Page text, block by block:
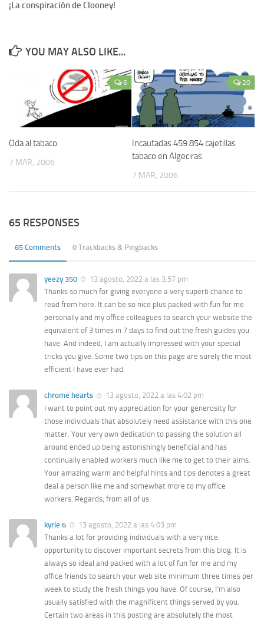
¡La conspiración de Clooney!
YOU MAY ALSO LIKE...
6
Oda al tabaco
7 MAR, 2006
20
Incautadas 459.854 cajetillas
tabaco en Algeciras
7 MAR, 2006
65 RESPONSES
65 Comments 0 Trackbacks & Pingbacks
yeezy 350
13 agosto, 2022 a las 3:57 pm
Thanks so much for giving everyone a very superb chance to
read from here. It can be so nice plus packed with fun for me
personally and my office colleagues to search your website the
equivalent of 3 times in 7 days to find out the fresh guides you
have. And indeed, I am actually impressed with your special
tricks you give. Some two tips on this page are surely the most
efficient I have ever had.
chrome hearts
13 agosto, 2022 a las 4:02 pm
I want to point out my appreciation for your generosity for
those individuals that absolutely need assistance with this one
matter. Your very own dedication to passing the solution all
around ended up being astonishingly beneficial and has
continually enabled workers much like me to get to their aims.
Your amazing warm and helpful hints and tips denotes a great
deal a person like me and somewhat more to my office
workers. Regards; from all of us.
kyrie 6
13 agosto, 2022 a las 4:03 pm
Thanks a lot for providing individuals with a very nice
opportunity to discover important secrets from this blog. It is
always so ideal and packed with a lot of fun for me and my
office friends to search your web site minimum three times per
week to study the fresh things you have. Of course, I’m also
usually satisfied with the magnificent things served by you.
Certain two areas in this posting are absolutely the most